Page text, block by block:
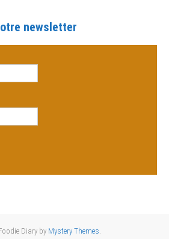
newsletter
Diary by Mystery Themes.